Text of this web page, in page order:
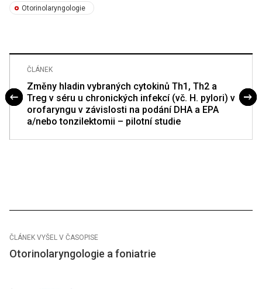
Otorinolaryngologie
ČLÁNEK
Změny hladin vybraných cytokinů Th1, Th2 a
Treg v séru u chronických infekcí (vč. H. pylori) v
orofaryngu v závislosti na podání DHA a EPA
a/nebo tonzilektomii – pilotní studie
ČLÁNEK VYŠEL V ČASOPISE
Otorinolaryngologie a foniatrie